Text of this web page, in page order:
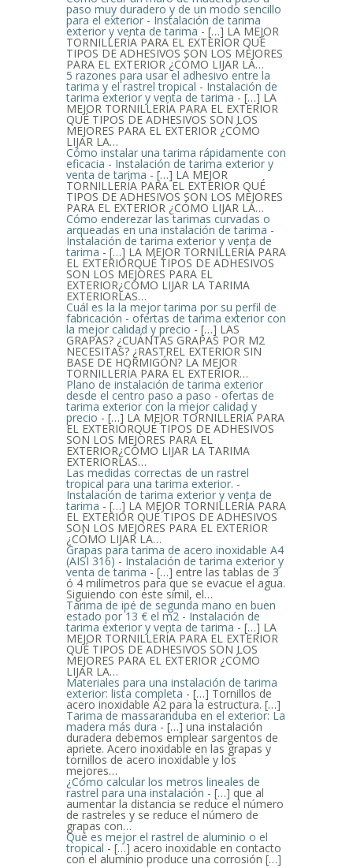
paso muy duradero y de un modo sencillo
para el exterior - Instalación de tarima
exterior y venta de tarima - […] LA MEJOR
TORNILLERÍA PARA EL EXTERIOR QUÉ
TIPOS DE ADHESIVOS SON LOS MEJORES
PARA EL EXTERIOR ¿CÓMO LIJAR LA…
5 razones para usar el adhesivo entre la
tarima y el rastrel tropical - Instalación de
tarima exterior y venta de tarima - […] LA
MEJOR TORNILLERÍA PARA EL EXTERIOR
QUÉ TIPOS DE ADHESIVOS SON LOS
MEJORES PARA EL EXTERIOR ¿CÓMO
LIJAR LA…
Cómo instalar una tarima rápidamente con
eficacia - Instalación de tarima exterior y
venta de tarima - […] LA MEJOR
TORNILLERÍA PARA EL EXTERIOR QUÉ
TIPOS DE ADHESIVOS SON LOS MEJORES
PARA EL EXTERIOR ¿CÓMO LIJAR LA…
Cómo enderezar las tarimas curvadas o
arqueadas en una instalación de tarima -
Instalación de tarima exterior y venta de
tarima - […] LA MEJOR TORNILLERÍA PARA
EL EXTERIORQUÉ TIPOS DE ADHESIVOS
SON LOS MEJORES PARA EL
EXTERIOR¿CÓMO LIJAR LA TARIMA
EXTERIORLAS…
Cuál es la la mejor tarima por su perfil de
fabricación - ofertas de tarima exterior con
la mejor calidad y precio - […] LAS
GRAPAS? ¿CUÁNTAS GRAPAS POR M2
NECESITAS? ¿RASTREL EXTERIOR SIN
BASE DE HORMIGÓN? LA MEJOR
TORNILLERÍA PARA EL EXTERIOR…
Plano de instalación de tarima exterior
desde el centro paso a paso - ofertas de
tarima exterior con la mejor calidad y
precio - […] LA MEJOR TORNILLERÍA PARA
EL EXTERIORQUÉ TIPOS DE ADHESIVOS
SON LOS MEJORES PARA EL
EXTERIOR¿CÓMO LIJAR LA TARIMA
EXTERIORLAS…
Las medidas correctas de un rastrel
tropical para una tarima exterior. -
Instalación de tarima exterior y venta de
tarima - […] LA MEJOR TORNILLERÍA PARA
EL EXTERIOR QUÉ TIPOS DE ADHESIVOS
SON LOS MEJORES PARA EL EXTERIOR
¿CÓMO LIJAR LA…
Grapas para tarima de acero inoxidable A4
(AISI 316) - Instalación de tarima exterior y
venta de tarima - […] entre las tablas de 3
ó 4 milímetros para que se evacue el agua.
Siguiendo con este símil, el…
Tarima de ipé de segunda mano en buen
estado por 13 € el m2 - Instalación de
tarima exterior y venta de tarima - […] LA
MEJOR TORNILLERÍA PARA EL EXTERIOR
QUÉ TIPOS DE ADHESIVOS SON LOS
MEJORES PARA EL EXTERIOR ¿CÓMO
LIJAR LA…
Materiales para una instalación de tarima
exterior: lista completa - […] Tornillos de
acero inoxidable A2 para la estructura. […]
Tarima de massaranduba en el exterior: La
madera más dura - […] una instalación
duradera debemos emplear sargentos de
apriete. Acero inoxidable en las grapas y
tornillos de acero inoxidable y los
mejores…
¿Cómo calcular los metros lineales de
rastrel para una instalación - […] que al
aumentar la distancia se reduce el número
de rastreles y se reduce el número de
grapas con…
Qué es mejor el rastrel de aluminio o el
tropical - […] acero inoxidable en contacto
con el aluminio produce una corrosión […]